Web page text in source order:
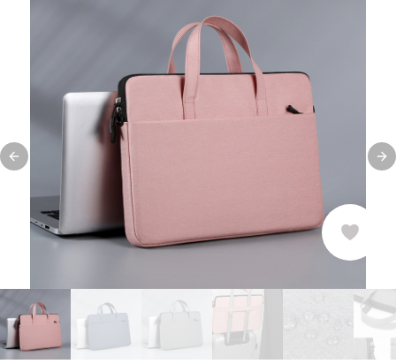
Previous slide